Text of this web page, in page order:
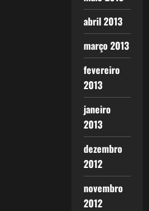
abril 2013
março 2013
fevereiro
2013
janeiro
2013
dezembro
2012
novembro
2012